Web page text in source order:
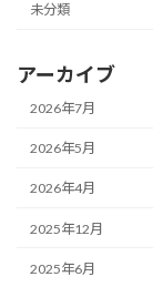
未分類
アーカイブ
2026年7月
2026年5月
2026年4月
2025年12月
2025年6月